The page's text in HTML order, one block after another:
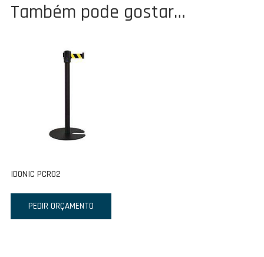
Também pode gostar…
IDONIC PCR02
PEDIR ORÇAMENTO